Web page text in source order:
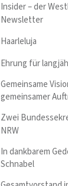
Insider – der
Newsletter
Haarleluja
Ehrung für
Gemeinsame
gemeinsamer
Zwei
NRW
In dankbarem
Schnabel